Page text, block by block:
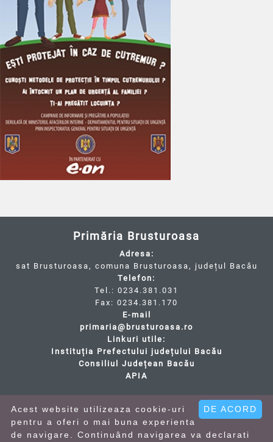
Primăria Brusturoasa
Adresa:
sat Brusturoasa, comuna Brusturoasa, județul Bacău
Telefon:
Tel.: 0234.381.031
Fax: 0234.381.170
E-mail
primaria@brusturoasa.ro
Linkuri utile:
Instituția Prefectului județului Bacău
Consiliul Județean Bacău
APIA
Cod Județ 4 / Județul Bacău / Tipul UAT - 14 - C -
Comună / Codul SIRUTA al Unitații Administrativ-
Teritoriale - 21597 / Brusturoasa
• Termeni și condiții• Politica de confidentialitate
DE ACORD
Acest website utilizeaza cookie-uri
pentru a oferi o mai buna experienta
de navigare. Continuând navigarea va declarati